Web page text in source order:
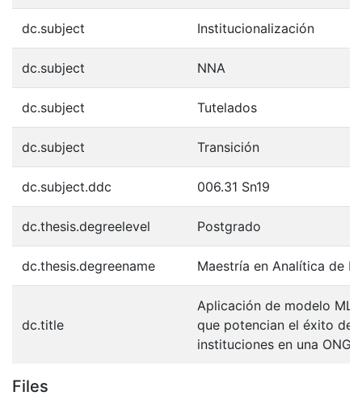
dc.subject Institucionalización
dc.subject NNA
dc.subject Tutelados
dc.subject Transición
dc.subject.ddc 006.31 Sn19
dc.thesis.degreelevel Postgrado
dc.thesis.degreename Maestría en Analítica de
dc.title
Aplicación de modelo ML
que potencian el éxito de
instituciones en una ONG.
Files